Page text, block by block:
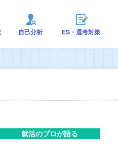
自己分析 ES・選考対策
就活のプロが語る